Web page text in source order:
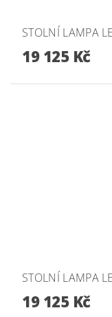
STOLNÍ LAMPA
19 125 Kč
STOLNÍ LAMPA
19 125 Kč